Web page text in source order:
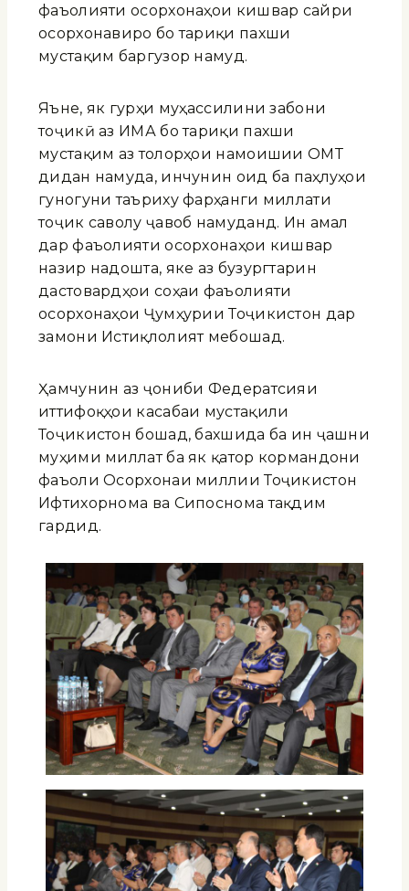
фаъолияти осорхонаҳои кишвар сайри
осорхонавиро бо тариқи пахши
мустақим баргузор намуд.
Яъне, як гурӯҳи муҳассилини забони
тоҷикӣ аз ИМА бо тариқи пахши
мустақим аз толорҳои намоишии ОМТ
дидан намуда, инчунин оид ба паҳлуҳои
гуногуни таъриху фарҳанги миллати
тоҷик саволу ҷавоб намуданд. Ин амал
дар фаъолияти осорхонаҳои кишвар
назир надошта, яке аз бузургтарин
дастовардҳои соҳаи фаъолияти
осорхонаҳои Ҷумҳурии Тоҷикистон дар
замони Истиқлолият мебошад.
Ҳамчунин аз ҷониби Федератсияи
иттифоқҳои касабаи мустақили
Тоҷикистон бошад, бахшида ба ин ҷашни
муҳими миллат ба як қатор кормандони
фаъоли Осорхонаи миллии Тоҷикистон
Ифтихорнома ва Сипоснома тақдим
гардид.